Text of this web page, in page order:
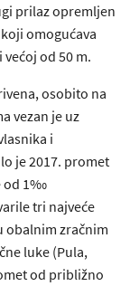
prilaz opremljen
omogućava
od 50 m.
osobito na
vezan je uz
i
je 2017. promet
od 1‰
tri najveće
obalnim zračnim
luke (Pula,
od približno